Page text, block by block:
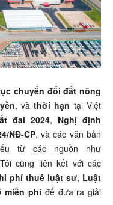
chuyển đổi đất nông
, vàthời hạn tại Việt
đai 2024, Nghị định
NĐ-CP, và các văn bản
từ các nguồn như
cũng liên kết với các
phí thuê luật sư, Luật
miễn phí để đưa ra giải